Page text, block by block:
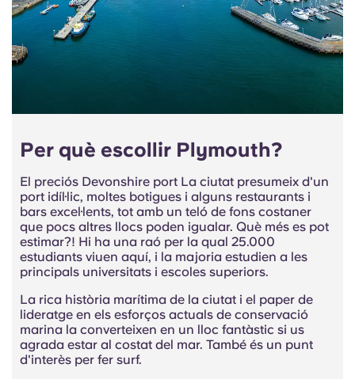
Per què escollir Plymouth?
El preciós Devonshire port La ciutat presumeix d'un
port idíl·lic, moltes botigues i alguns restaurants i
bars excel·lents, tot amb un teló de fons costaner
que pocs altres llocs poden igualar. Què més es pot
estimar?! Hi ha una raó per la qual 25.000
estudiants viuen aquí, i la majoria estudien a les
principals universitats i escoles superiors.
La rica història marítima de la ciutat i el paper de
lideratge en els esforços actuals de conservació
marina la converteixen en un lloc fantàstic si us
agrada estar al costat del mar. També és un punt
d'interès per fer surf.